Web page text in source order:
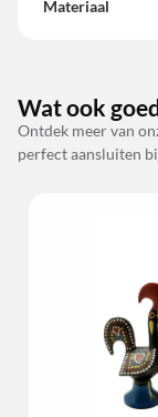
Materiaal
Wat ook
Ontdek meer van
perfect aansluiten